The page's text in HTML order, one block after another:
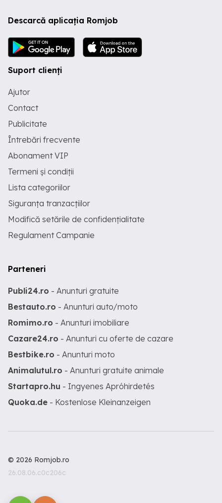
Descarcă aplicația Romjob
Suport clienți
Ajutor
Contact
Publicitate
Întrebări frecvente
Abonament VIP
Termeni și condiții
Lista categoriilor
Siguranța tranzacțiilor
Modifică setările de confidențialitate
Regulament Campanie
Parteneri
Publi24.ro - Anunturi gratuite
Bestauto.ro - Anunturi auto/moto
Romimo.ro - Anunturi imobiliare
Cazare24.ro - Anunturi cu oferte de cazare
Bestbike.ro - Anunturi moto
Animalutul.ro - Anunturi gratuite animale
Startapro.hu - Ingyenes Apróhirdetés
Quoka.de - Kostenlose Kleinanzeigen
© 2026 Romjob.ro
26.08.06.c0c206c